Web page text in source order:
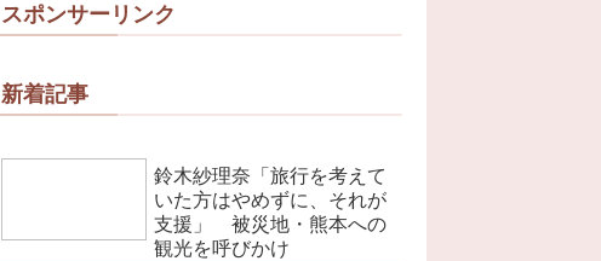
スポンサーリンク
新着記事
鈴木紗理奈「旅行を考えて
いた方はやめずに、それが
支援」 被災地・熊本への
観光を呼びかけ